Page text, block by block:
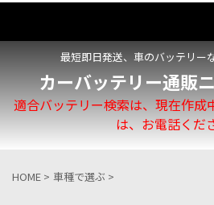
最短即日発送、車のバッテリー
カーバッテリー通販
適合バッテリー検索は、現在作成
は、お電話くだ
HOME > 車種で選ぶ >